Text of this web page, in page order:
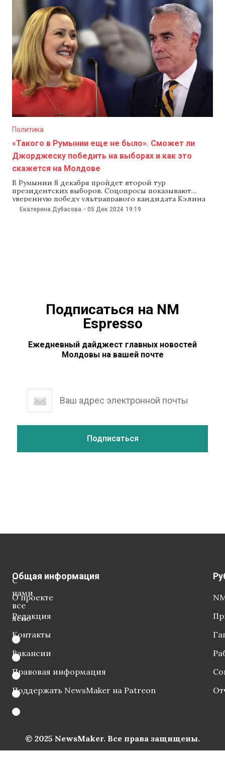
придется проводить «с
Политика
«Такого в Румынии еще не было». Сможет ли
Джорджеску победить на выборах и как это
скажется на Молдове
В Румынии 8 декабря пройдет второй тур
президентских выборов. Соцопросы показывают
уверенную победу ультраправого кандидата Кэлина
Джорджеску — почитателя Владимира Путина и Йона
Антонеску. Тем временем прошедшие в румынский
Екатерина Дубасова - 05 Дек 2024 19:19
Подписаться на NM
Espresso
Ежедневный дайджест главных новостей
Молдовы на вашей почте
С
нами
все
ясно
Общая информация
О проекте
Редакция
Контакты
Вакансии
Правовая информация
Поддержать NewsMaker на Patreon
© 2025 NewsMaker. Все права защищены.